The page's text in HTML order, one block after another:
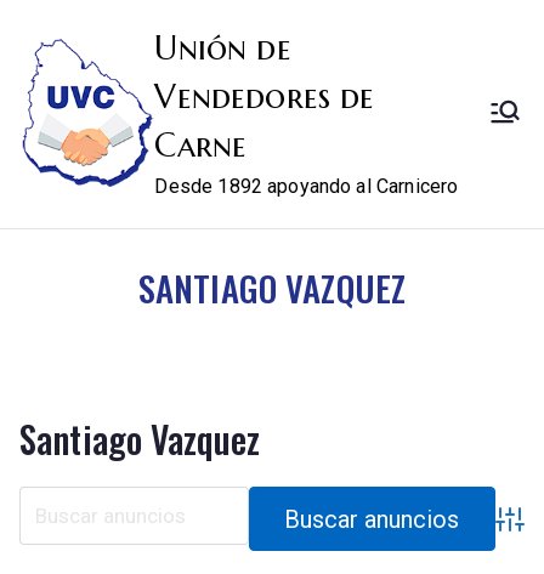
Unión de
Vendedores de
Carne
Desde 1892 apoyando al Carnicero
SANTIAGO VAZQUEZ
Santiago Vazquez